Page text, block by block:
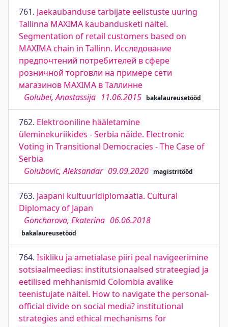
761. Jaekaubanduse tarbijate eelistuste uuring
Tallinna MAXIMA kaubandusketi näitel.
Segmentation of retail customers based on
MAXIMA chain in Tallinn. Исследование
предпочтений потребителей в сфере
розничной торговли на примере сети
магазинов MAXIMA в Таллинне
Golubei, Anastassija 11.06.2015 bakalaureusetööd
762. Elektrooniline hääletamine
üleminekuriikides - Serbia näide. Electronic
Voting in Transitional Democracies - The Case of
Serbia
Golubovic, Aleksandar 09.09.2020 magistritööd
763. Jaapani kultuuridiplomaatia. Cultural
Diplomacy of Japan
Goncharova, Ekaterina 06.06.2018
bakalaureusetööd
764. Isikliku ja ametialase piiri peal navigeerimine
sotsiaalmeedias: institutsionaalsed strateegiad ja
eetilised mehhanismid Colombia avalike
teenistujate näitel. How to navigate the personal-
official divide on social media? institutional
strategies and ethical mechanisms for